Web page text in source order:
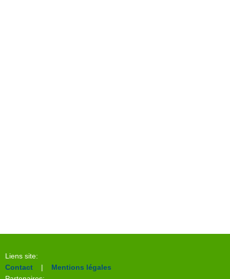
Liens site:
Contact | Mentions légales